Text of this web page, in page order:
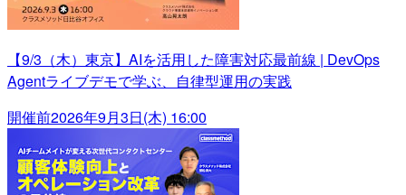
【9/3（木）東京】AIを活用した障害対応最前線 | DevOps
Agentライブデモで学ぶ、自律型運用の実践
開催前2026年9月3日(木) 16:00